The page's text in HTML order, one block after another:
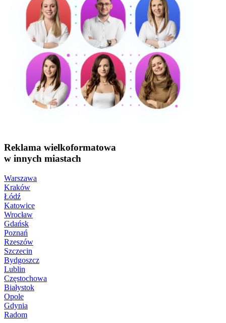
Reklama wielkoformatowa
w innych miastach
Warszawa
Kraków
Łódź
Katowice
Wrocław
Gdańsk
Poznań
Rzeszów
Szczecin
Bydgoszcz
Lublin
Częstochowa
Białystok
Opole
Gdynia
Radom